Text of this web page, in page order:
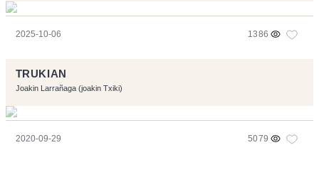
2025-10-06 1386
TRUKIAN
Joakin Larrañaga (joakin Txiki)
2020-09-29 5079